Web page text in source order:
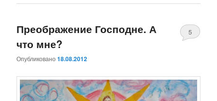
Преображение Господне. А
что мне?
Опубликовано18.08.2012
5